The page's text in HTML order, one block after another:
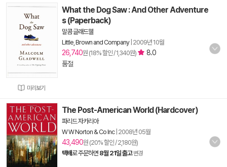
미리보기
What the Dog Saw : And Other Adventure
s (Paperback)
말콤 글래드웰
Little, Brown and Company| 2009년 10월
26,740원 (18% 할인 / 1,340원)
8.0
품절
The Post-American World (Hardcover)
파리드 자카리아
W W Norton & Co Inc| 2008년 05월
43,490원 (20% 할인 / 2,180원)
택배로 주문하면 8월 21일 출고 변경